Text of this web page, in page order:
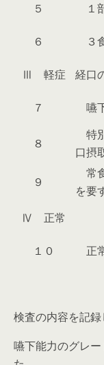
５ １
６ ３
Ⅲ 軽症 経口
７ 嚥
８
特
口摂
９
常
を要
Ⅳ 正常
１０ 正
検査の内容を記録
嚥下能力のグレ